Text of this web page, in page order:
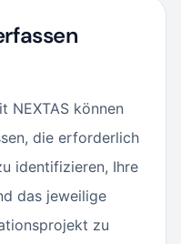
NEXTAS können
die erforderlich
identifizieren, Ihre
das jeweilige
zu